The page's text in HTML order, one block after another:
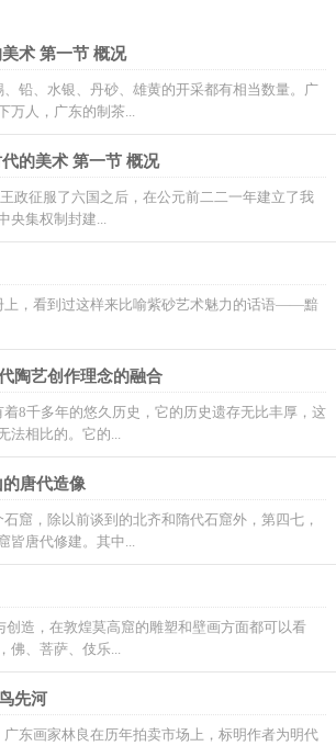
术 第一节 概况
铅、水银、丹砂、雄黄的开采都有相当数量。广
万人，广东的制茶...
的美术 第一节 概况
政征服了六国之后，在公元前二二一年建立了我
央集权制封建...
上，看到过这样来比喻紫砂艺术魅力的话语——黯
陶艺创作理念的融合
8千多年的悠久历史，它的历史遗存无比丰厚，这
法相比的。它的...
唐代造像
窟，除以前谈到的北齐和隋代石窟外，第四七，
皆唐代修建。其中...
创造，在敦煌莫高窟的雕塑和壁画方面都可以看
佛、菩萨、伎乐...
先河
东画家林良在历年拍卖市场上，标明作者为明代